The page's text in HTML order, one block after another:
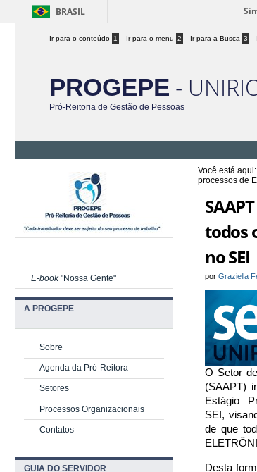
BRASIL
Ir para o conteúdo 1 Ir para o menu 2 Ir para a Busca 3
PROGEPE -
Pró-Reitoria de Gestão de Pessoas
Você está aqui:
processos de
todos
no SEI
porGraziella
O Setor
(SAAPT)
Estágio
SEI,
de que
Desta
E-book"Nossa Gente"
A PROGEPE
Sobre
Agenda da Pró-Reitora
Setores
Processos Organizacionais
Contatos
GUIA DO SERVIDOR